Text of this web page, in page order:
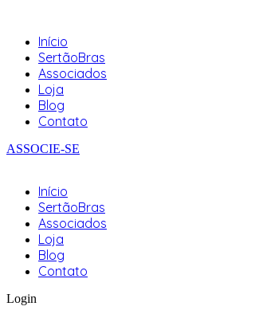
Início
SertãoBras
Associados
Loja
Blog
Contato
ASSOCIE-SE
Início
SertãoBras
Associados
Loja
Blog
Contato
Login